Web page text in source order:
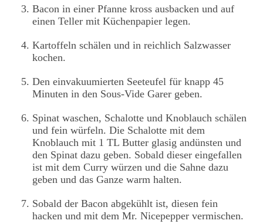
Bacon in einer Pfanne kross ausbacken und auf
einen Teller mit Küchenpapier legen.
Kartoffeln schälen und in reichlich Salzwasser
kochen.
Den einvakuumierten Seeteufel für knapp 45
Minuten in den Sous-Vide Garer geben.
Spinat waschen, Schalotte und Knoblauch schälen
und fein würfeln. Die Schalotte mit dem
Knoblauch mit 1 TL Butter glasig andünsten und
den Spinat dazu geben. Sobald dieser eingefallen
ist mit dem Curry würzen und die Sahne dazu
geben und das Ganze warm halten.
Sobald der Bacon abgekühlt ist, diesen fein
hacken und mit dem Mr. Nicepepper vermischen.